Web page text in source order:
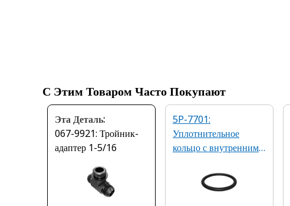
С Этим Товаром Часто Покупают
Эта Деталь:
067-9921: Тройник-
адаптер 1-5/16
5P-7701:
Уплотнительное
кольцо с внутренним